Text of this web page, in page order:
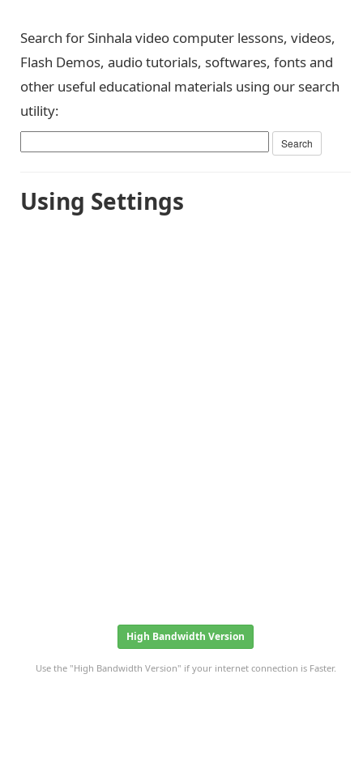
Search for Sinhala video computer lessons, videos,
Flash Demos, audio tutorials, softwares, fonts and
other useful educational materials using our search
utility:
Using Settings
High Bandwidth Version
Use the "High Bandwidth Version" if your internet connection is Faster.